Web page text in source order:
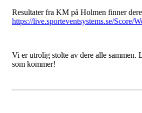
Resultater fra KM på Holmen finner
https://live.sporteventsystems.se/Score/
Vi er utrolig stolte av dere alle sammen.
som kommer!